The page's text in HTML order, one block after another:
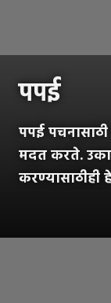
पपई
पपई
मदत करते.